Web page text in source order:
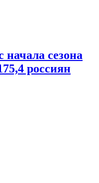
начала сезона
россиян